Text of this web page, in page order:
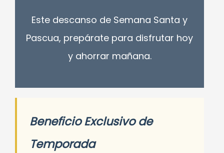
Este descanso de Semana Santa y
Pascua, prepárate para disfrutar hoy
y ahorrar mañana.
Beneficio Exclusivo de
Temporada